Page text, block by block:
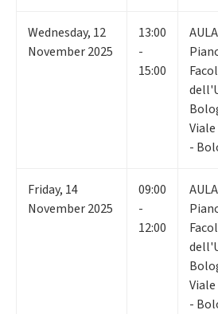
Wednesday, 12
November 2025
13:00
-
15:00
-
Friday, 14
November 2025
09:00
-
12:00
-